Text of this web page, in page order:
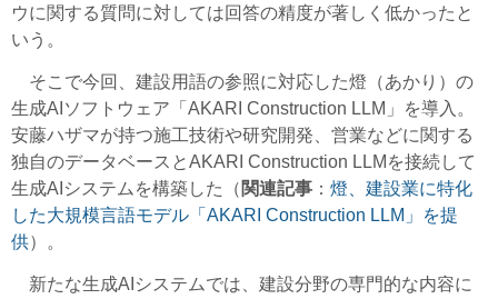
ウに関する質問に対しては回答の精度が著しく低かったと
いう。
そこで今回、建設用語の参照に対応した燈（あかり）の
生成AIソフトウェア「AKARI Construction LLM」を導入。
安藤ハザマが持つ施工技術や研究開発、営業などに関する
独自のデータベースとAKARI Construction LLMを接続して
生成AIシステムを構築した（ 関連記事 ： 燈、建設業に特化
した大規模言語モデル「AKARI Construction LLM」を提
供）。
新たな生成AIシステムでは、建設分野の専門的な内容に